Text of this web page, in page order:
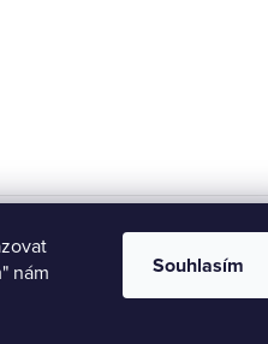
nám
Souhlasím
velikostí Doprava na
Možnost vrácení /